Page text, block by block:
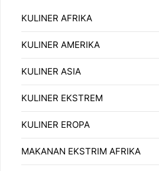
KULINER AFRIKA
KULINER AMERIKA
KULINER ASIA
KULINER EKSTREM
KULINER EROPA
MAKANAN EKSTRIM AFRIKA